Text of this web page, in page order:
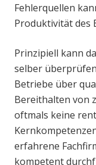
Fehlerquellen
Produktivität des
Prinzipiell kann
selber
Betriebe über
Bereithalten von
oftmals keine
erfahrene
kompetent